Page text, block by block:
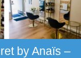
by Anaïs –